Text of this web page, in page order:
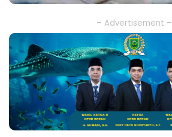
– Advertisement –